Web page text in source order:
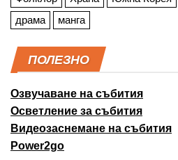
драма
манга
ПОЛЕЗНО
Озвучаване на събития
Осветление за събития
Видеозаснемане на събития
Power2go